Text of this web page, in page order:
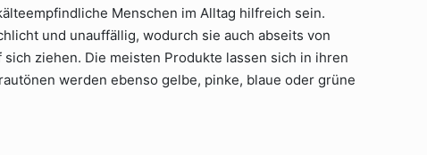
Menschen im Alltag hilfreich sein.
und unauffällig, wodurch sie auch abseits von
ziehen. Die meisten Produkte lassen sich in ihren
werden ebenso gelbe, pinke, blaue oder grüne